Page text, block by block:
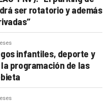
ser rotatorio y además
infantiles, deporte y
programación de las